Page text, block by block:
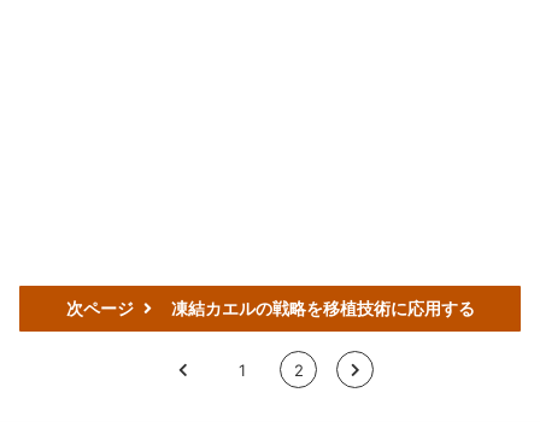
次ページ 凍結カエルの戦略を移植技術に応用する
< 1 2 >